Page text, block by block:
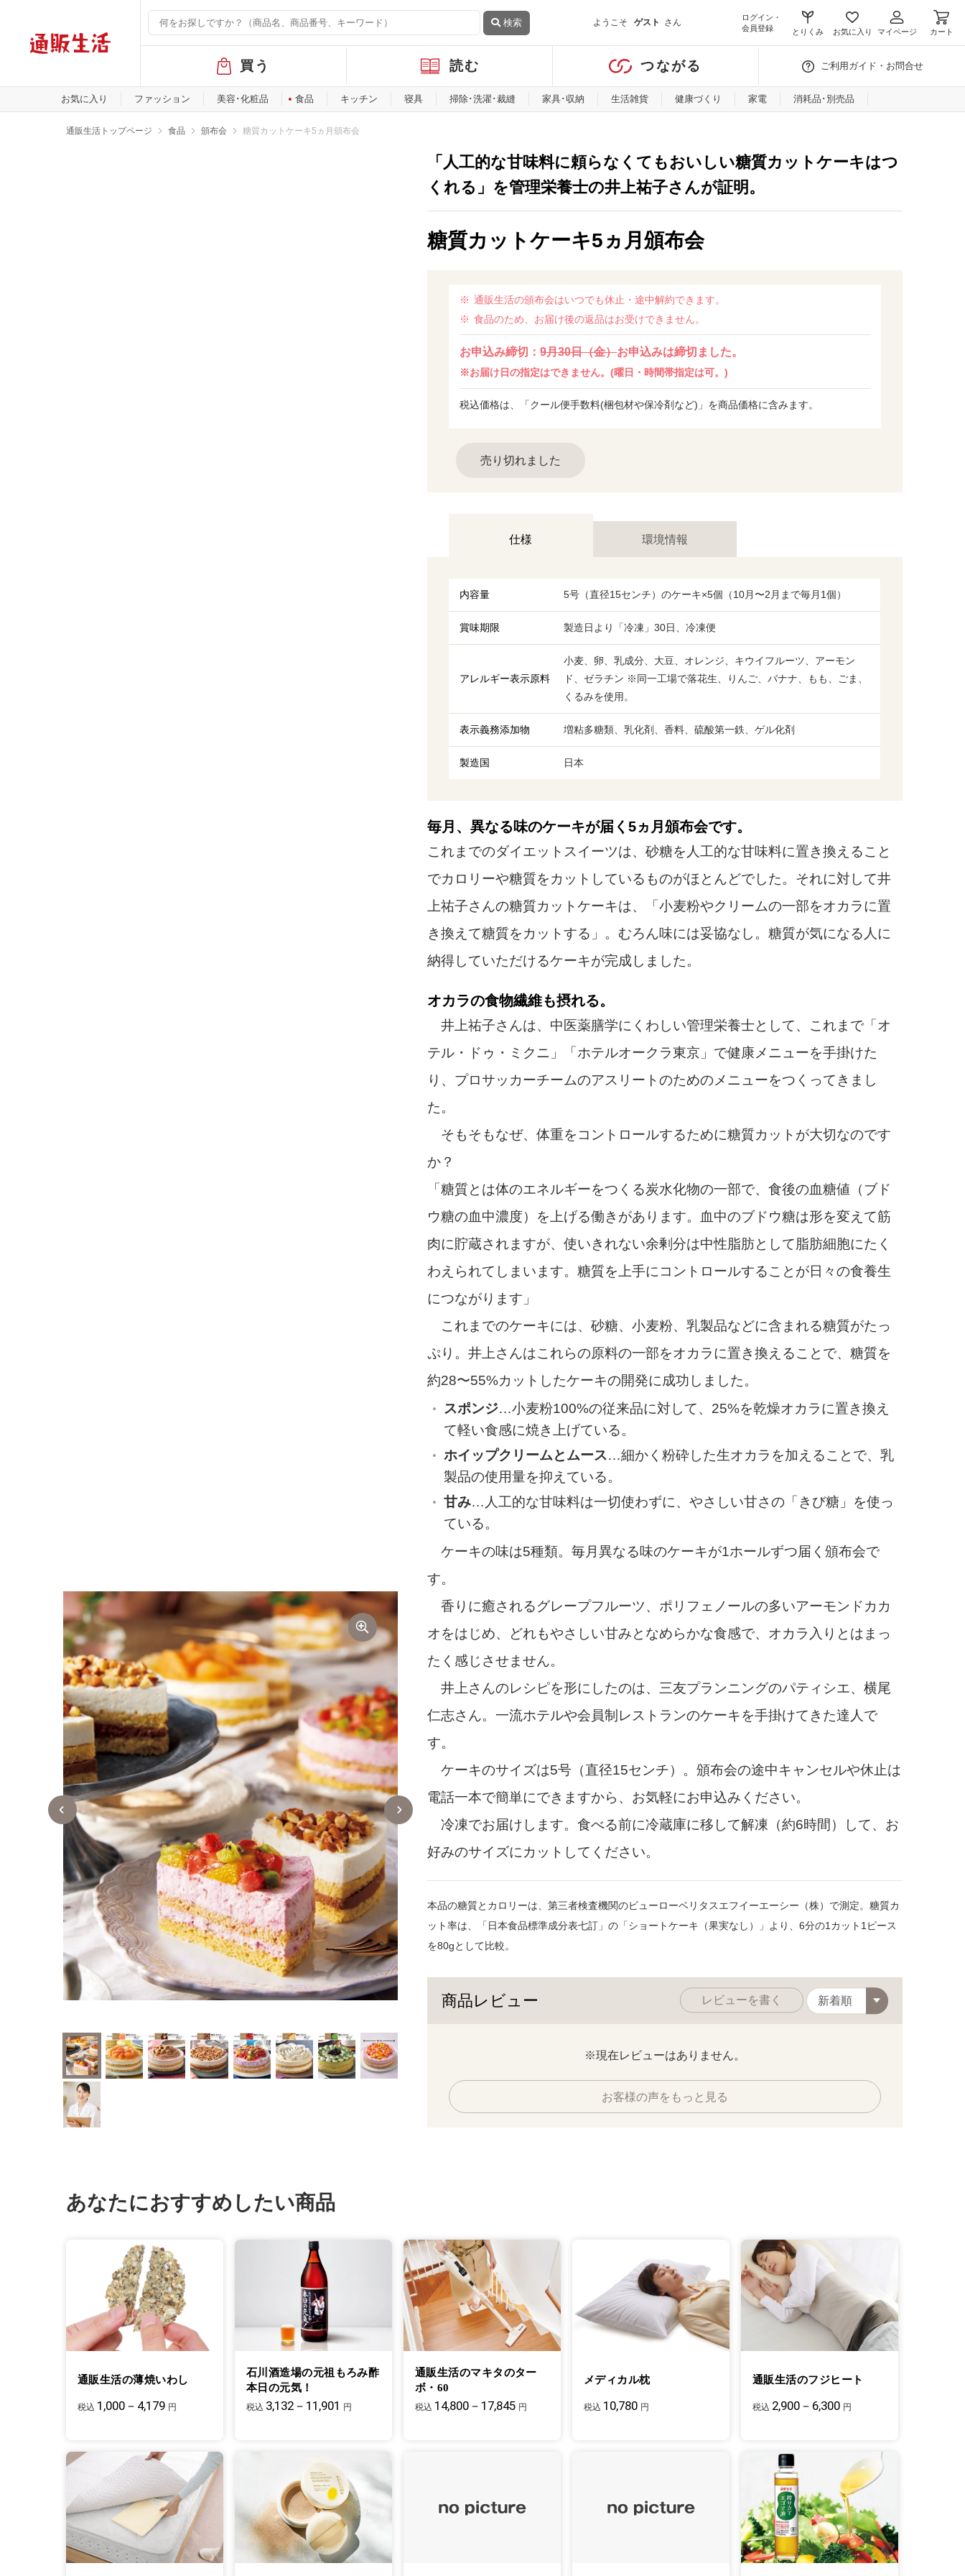
検索 ようこそ ゲスト さん
ログイン・
会員登録
とりくみ お気に入り マイページ カート
バ
ル
メ
買う 読む つながる ご利用ガイド・お問合せ
お気に入り ファッション 美容･化粧品 食品 キッチン 寝具 掃除･洗濯･裁縫 家具･収納 生活雑貨 健康づくり 家電 消耗品･別売品
通販生活トップページ 食品 頒布会 糖質カットケーキ5ヵ月頒布会
「人工的な甘味料に頼らなくてもおいしい糖質カットケーキはつ
くれる」を管理栄養士の井上祐子さんが証明。
10月下旬／マロン
糖質カットケーキ5ヵ月頒布会
通販生活の頒布会はいつでも休止・途中解約できます。
食品のため、お届け後の返品はお受けできません。
お申込み締切：9月30日（金）お申込みは締切ました。
※お届け日の指定はできません。(曜日・時間帯指定は可。)
税込価格は、「クール便手数料(梱包材や保冷剤など)」を商品価格に含みます。
売り切れました
仕様 環境情報
内容量 5号（直径15センチ）のケーキ×5個（10月〜2月まで毎月1個）
賞味期限 製造日より「冷凍」30日、冷凍便
アレルギー表示原料
小麦、卵、乳成分、大豆、オレンジ、キウイフルーツ、アーモン
ド、ゼラチン ※同一工場で落花生、りんご、バナナ、もも、ごま、
くるみを使用。
表示義務添加物 増粘多糖類、乳化剤、香料、硫酸第一鉄、ゲル化剤
製造国 日本
毎月、異なる味のケーキが届く5ヵ月頒布会です。
これまでのダイエットスイーツは、砂糖を人工的な甘味料に置き換えること
でカロリーや糖質をカットしているものがほとんどでした。それに対して井
上祐子さんの糖質カットケーキは、「小麦粉やクリームの一部をオカラに置
き換えて糖質をカットする」。むろん味には妥協なし。糖質が気になる人に
納得していただけるケーキが完成しました。
オカラの食物繊維も摂れる。
井上祐子さんは、中医薬膳学にくわしい管理栄養士として、これまで「オ
テル・ドゥ・ミクニ」「ホテルオークラ東京」で健康メニューを手掛けた
り、プロサッカーチームのアスリートのためのメニューをつくってきまし
た。
そもそもなぜ、体重をコントロールするために糖質カットが大切なのです
か？
「糖質とは体のエネルギーをつくる炭水化物の一部で、食後の血糖値（ブド
ウ糖の血中濃度）を上げる働きがあります。血中のブドウ糖は形を変えて筋
肉に貯蔵されますが、使いきれない余剰分は中性脂肪として脂肪細胞にたく
わえられてしまいます。糖質を上手にコントロールすることが日々の食養生
につながります」
これまでのケーキには、砂糖、小麦粉、乳製品などに含まれる糖質がたっ
ぷり。井上さんはこれらの原料の一部をオカラに置き換えることで、糖質を
約28〜55%カットしたケーキの開発に成功しました。
スポンジ…小麦粉100%の従来品に対して、25%を乾燥オカラに置き換え
て軽い食感に焼き上げている。
ホイップクリームとムース…細かく粉砕した生オカラを加えることで、乳
製品の使用量を抑えている。
甘み…人工的な甘味料は一切使わずに、やさしい甘さの「きび糖」を使っ
ている。
ケーキの味は5種類。毎月異なる味のケーキが1ホールずつ届く頒布会で
す。
香りに癒されるグレープフルーツ、ポリフェノールの多いアーモンドカカ
オをはじめ、どれもやさしい甘みとなめらかな食感で、オカラ入りとはまっ
たく感じさせません。
井上さんのレシピを形にしたのは、三友プランニングのパティシエ、横尾
仁志さん。一流ホテルや会員制レストランのケーキを手掛けてきた達人で
す。
ケーキのサイズは5号（直径15センチ）。頒布会の途中キャンセルや休止は
電話一本で簡単にできますから、お気軽にお申込みください。
冷凍でお届けします。食べる前に冷蔵庫に移して解凍（約6時間）して、お
好みのサイズにカットしてください。
本品の糖質とカロリーは、第三者検査機関のビューローベリタスエフイーエーシー（株）で測定。糖質カ
ット率は、「日本食品標準成分表七訂」の「ショートケーキ（果実なし）」より、6分の1カット1ピース
を80gとして比較。
商品レビュー レビューを書く
※現在レビューはありません。
お客様の声をもっと見る
あなたにおすすめしたい商品
通販生活の薄焼いわし
税込 1,000－4,179 円
石川酒造場の元祖もろみ酢
本日の元気！
税込 3,132－11,901 円
通販生活のマキタのター
ボ・60
税込 14,800－17,845 円
メディカル枕
税込 10,780 円
通販生活のフジヒート
税込 2,900－6,300 円